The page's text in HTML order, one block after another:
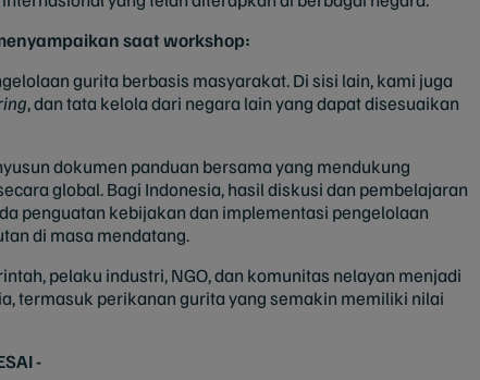
saat workshop:
gurita berbasis masyarakat. Di sisi lain, kami juga
, dan tata kelola dari negara lain yang dapat disesuaikan
dokumen panduan bersama yang mendukung
global. Bagi Indonesia, hasil diskusi dan pembelajaran
penguatan kebijakan dan implementasi pengelolaan
di masa mendatang.
pelaku industri, NGO, dan komunitas nelayan menjadi
termasuk perikanan gurita yang semakin memiliki nilai
-